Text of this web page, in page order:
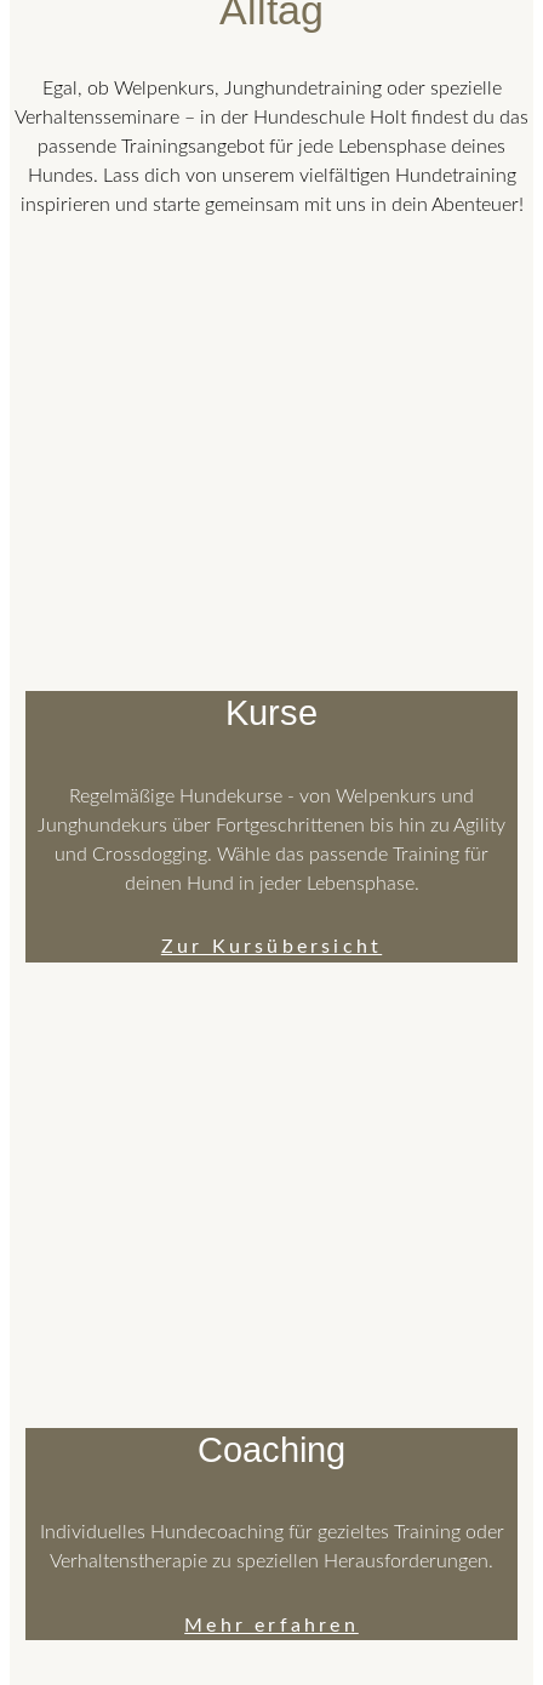
Alltag
Egal, ob Welpenkurs, Junghundetraining oder spezielle
Verhaltensseminare – in der Hundeschule Holt findest du das
passende Trainingsangebot für jede Lebensphase deines
Hundes. Lass dich von unserem vielfältigen Hundetraining
inspirieren und starte gemeinsam mit uns in dein Abenteuer!
Kurse
Regelmäßige Hundekurse - von Welpenkurs und
Junghundekurs über Fortgeschrittenen bis hin zu Agility
und Crossdogging. Wähle das passende Training für
deinen Hund in jeder Lebensphase.
Zur Kursübersicht
Coaching
Individuelles Hundecoaching für gezieltes Training oder
Verhaltenstherapie zu speziellen Herausforderungen.
Mehr erfahren